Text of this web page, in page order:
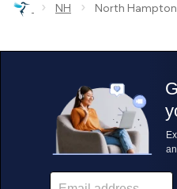
› NH › North Hampton